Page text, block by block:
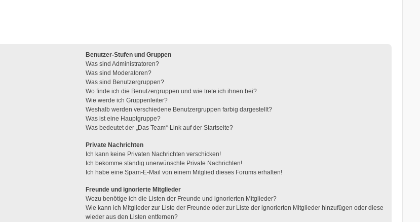
Benutzer-Stufen und Gruppen
Was sind Administratoren?
Was sind Moderatoren?
Was sind Benutzergruppen?
Wo finde ich die Benutzergruppen und wie trete ich ihnen bei?
Wie werde ich Gruppenleiter?
Weshalb werden verschiedene Benutzergruppen farbig dargestellt?
Was ist eine Hauptgruppe?
Was bedeutet der „Das Team“-Link auf der Startseite?
Private Nachrichten
Ich kann keine Privaten Nachrichten verschicken!
Ich bekomme ständig unerwünschte Private Nachrichten!
Ich habe eine Spam-E-Mail von einem Mitglied dieses Forums erhalten!
Freunde und ignorierte Mitglieder
Wozu benötige ich die Listen der Freunde und ignorierten Mitglieder?
Wie kann ich Mitglieder zur Liste der Freunde oder zur Liste der ignorierten Mitglieder hinzufügen oder diese
wieder aus den Listen entfernen?